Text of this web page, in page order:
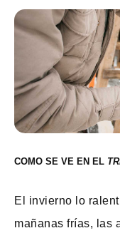
COMO SE VE EN EL
El invierno lo
mañanas frías, las